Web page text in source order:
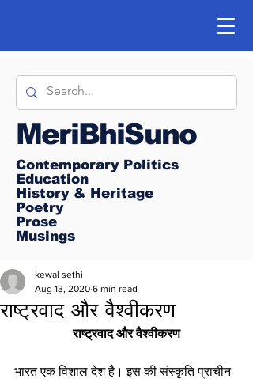
MeriBhiSuno
Contemporary Politics
Education
History & Heritage
Poetry
Prose
Musings
राष्ट्रवाद और वैश्वीकरण
kewal sethi
Aug 13, 2020 6 min read
राष्ट्रवाद और वैश्वीकरण
भारत एक विशाल देश है। इस की संस्कृति प्राचीन